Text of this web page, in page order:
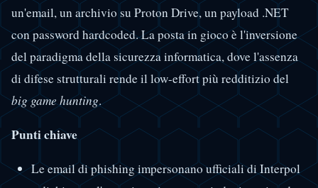
un'email, un archivio su Proton Drive, un payload .NET
con password hardcoded. La posta in gioco è l'inversione
del paradigma della sicurezza informatica, dove l'assenza
di difese strutturali rende il low-effort più redditizio del
big game hunting.
Punti chiave
Le email di phishing impersonano ufficiali di Interpol